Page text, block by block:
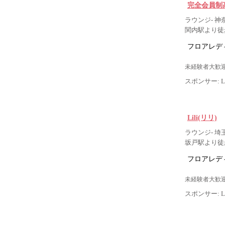
完全会員制
ラウンジ- 神
関内駅より
フロアレデ
未経験者大歓
スポンサー:
Lili(リリ)
ラウンジ- 埼
坂戸駅より
フロアレデ
未経験者大歓
スポンサー: